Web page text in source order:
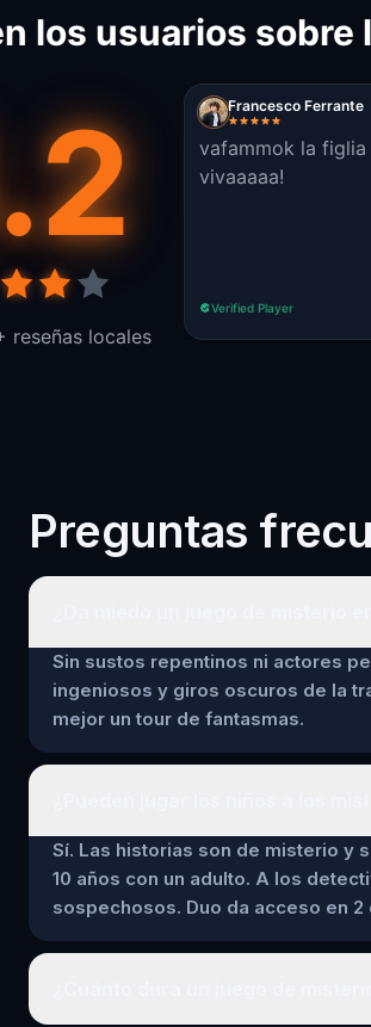
los usuarios
reseñas locales
Francesco Ferrante
vafammok la
vivaaaaa!
Verified Player
Preguntas
Sin sustos repentinos ni actores
ingeniosos y giros oscuros de la
mejor un tour de fantasmas.
Sí. Las historias son de misterio y
10 años con un adulto. A los
sospechosos. Duo da acceso en